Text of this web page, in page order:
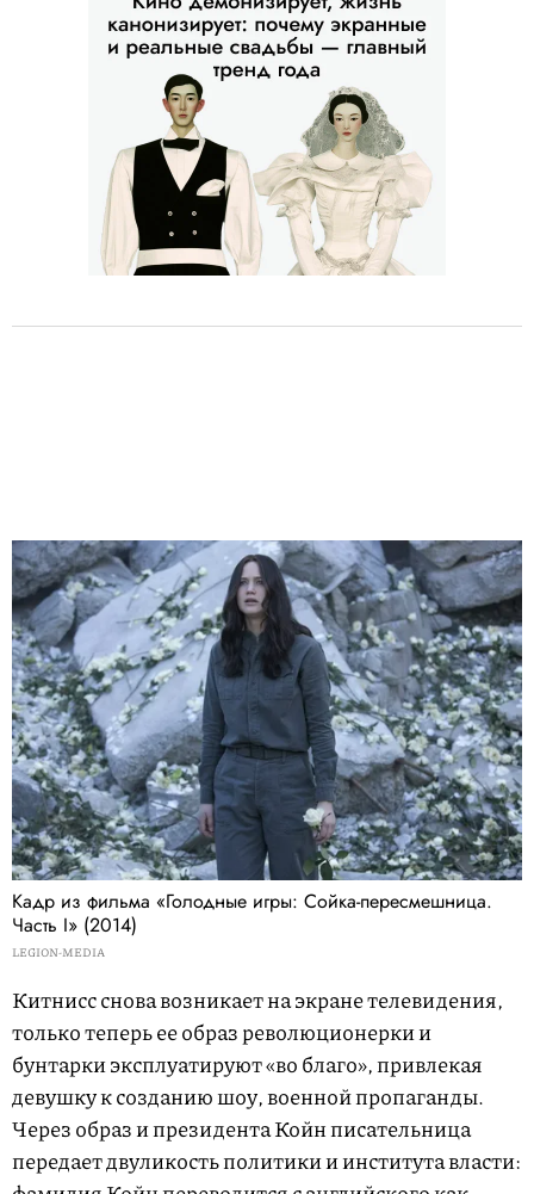
Кадр из фильма «Голодные игры: Сойка-пересмешница.
Часть I» (2014)
LEGION-MEDIA
Китнисс снова возникает на экране телевидения,
только теперь ее образ революционерки и
бунтарки эксплуатируют «во благо», привлекая
девушку к созданию шоу, военной пропаганды.
Через образ и президента Койн писательница
передает двуликость политики и института власти: